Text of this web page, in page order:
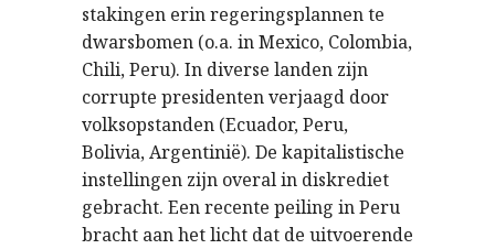
stakingen erin regeringsplannen te
dwarsbomen (o.a. in Mexico, Colombia,
Chili, Peru). In diverse landen zijn
corrupte presidenten verjaagd door
volksopstanden (Ecuador, Peru,
Bolivia, Argentinië). De kapitalistische
instellingen zijn overal in diskrediet
gebracht. Een recente peiling in Peru
bracht aan het licht dat de uitvoerende